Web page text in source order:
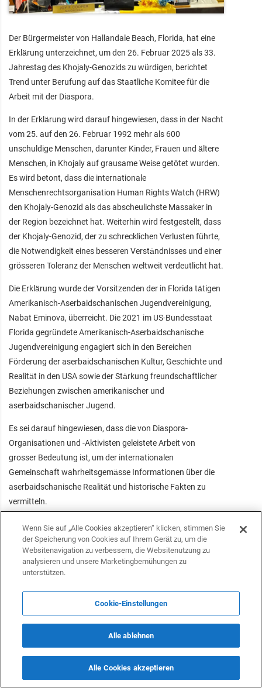
Der Bürgermeister von Hallandale Beach, Florida, hat eine
Erklärung unterzeichnet, um den 26. Februar 2025 als 33.
Jahrestag des Khojaly-Genozids zu würdigen, berichtet
Trend unter Berufung auf das Staatliche Komitee für die
Arbeit mit der Diaspora.
In der Erklärung wird darauf hingewiesen, dass in der Nacht
vom 25. auf den 26. Februar 1992 mehr als 600
unschuldige Menschen, darunter Kinder, Frauen und ältere
Menschen, in Khojaly auf grausame Weise getötet wurden.
Es wird betont, dass die internationale
Menschenrechtsorganisation Human Rights Watch (HRW)
den Khojaly-Genozid als das abscheulichste Massaker in
der Region bezeichnet hat. Weiterhin wird festgestellt, dass
der Khojaly-Genozid, der zu schrecklichen Verlusten führte,
die Notwendigkeit eines besseren Verständnisses und einer
grösseren Toleranz der Menschen weltweit verdeutlicht hat.
Die Erklärung wurde der Vorsitzenden der in Florida tätigen
Amerikanisch-Aserbaidschanischen Jugendvereinigung,
Nabat Eminova, überreicht. Die 2021 im US-Bundesstaat
Florida gegründete Amerikanisch-Aserbaidschanische
Jugendvereinigung engagiert sich in den Bereichen
Förderung der aserbaidschanischen Kultur, Geschichte und
Realität in den USA sowie der Stärkung freundschaftlicher
Beziehungen zwischen amerikanischer und
aserbaidschanischer Jugend.
Es sei darauf hingewiesen, dass die von Diaspora-
Organisationen und -Aktivisten geleistete Arbeit von
grosser Bedeutung ist, um der internationalen
Gemeinschaft wahrheitsgemässe Informationen über die
aserbaidschanische Realität und historische Fakten zu
vermitteln.
Folgen Sie uns auf Telegram
Folgen Sie uns auf Twitter
Wenn Sie auf „Alle Cookies akzeptieren“ klicken, stimmen Sie
der Speicherung von Cookies auf Ihrem Gerät zu, um die
Websitenavigation zu verbessern, die Websitenutzung zu
analysieren und unsere Marketingbemühungen zu
unterstützen.
Cookie-Einstellungen
Alle ablehnen
Alle Cookies akzeptieren